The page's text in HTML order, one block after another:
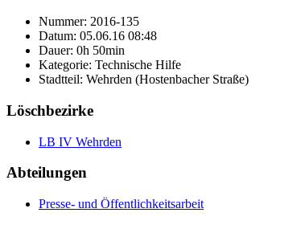
Nummer: 2016-135
Datum: 05.06.16 08:48
Dauer: 0h 50min
Kategorie: Technische Hilfe
Stadtteil: Wehrden (Hostenbacher Straße)
Löschbezirke
LB IV Wehrden
Abteilungen
Presse- und Öffentlichkeitsarbeit